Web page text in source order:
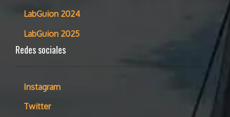
LabGuion 2024
LabGuion 2025
Redes sociales
Instagram
Twitter